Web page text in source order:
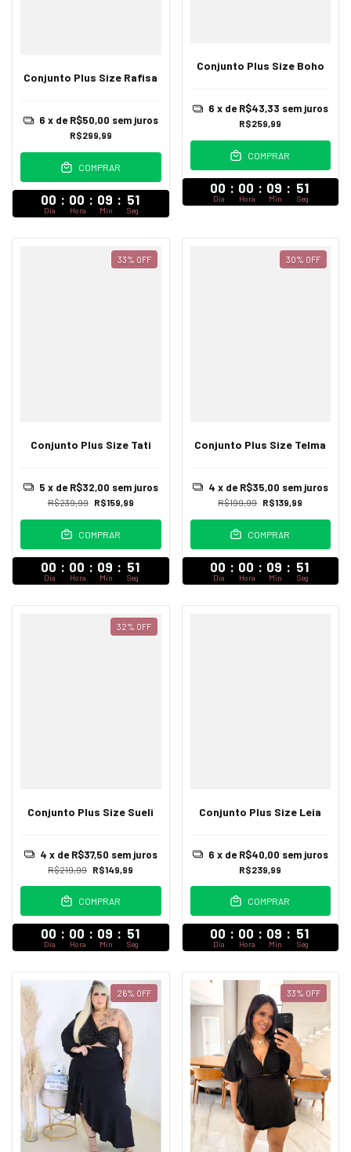
Conjunto Plus Size Rafisa
R$299,99
6 x de R$50,00 sem juros
COMPRAR
00 : 00 : 09 : 47
Dia Hora Min Seg
Conjunto Plus Size Boho
R$259,99
6 x de R$43,33 sem juros
COMPRAR
00 : 00 : 09 : 47
Dia Hora Min Seg
33% OFF
Conjunto Plus Size Tati
R$239,99 R$159,99
5 x de R$32,00 sem juros
COMPRAR
00 : 00 : 09 : 47
Dia Hora Min Seg
30% OFF
Conjunto Plus Size Telma
R$199,99 R$139,99
4 x de R$35,00 sem juros
COMPRAR
00 : 00 : 09 : 47
Dia Hora Min Seg
32% OFF
Conjunto Plus Size Sueli
R$219,99 R$149,99
4 x de R$37,50 sem juros
COMPRAR
00 : 00 : 09 : 47
Dia Hora Min Seg
Conjunto Plus Size Leia
R$239,99
6 x de R$40,00 sem juros
COMPRAR
00 : 00 : 09 : 47
Dia Hora Min Seg
26% OFF 33% OFF